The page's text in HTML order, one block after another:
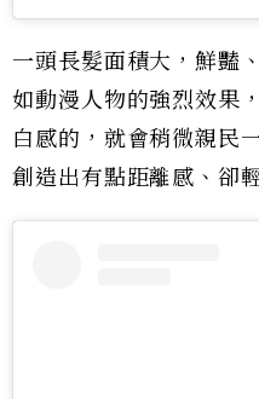
一頭長髮面積大，鮮豔
如動漫人物的強烈效果
白感的，就會稍微親民
創造出有點距離感、卻